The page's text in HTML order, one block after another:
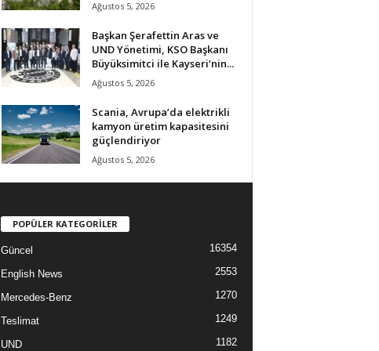
Ağustos 5, 2026
Başkan Şerafettin Aras ve
UND Yönetimi, KSO Başkanı
Büyüksimitci ile Kayseri’nin...
Ağustos 5, 2026
Scania, Avrupa’da elektrikli
kamyon üretim kapasitesini
güçlendiriyor
Ağustos 5, 2026
POPÜLER KATEGORİLER
Güncel 16354
English News 2553
Mercedes-Benz 1270
Teslimat 1249
UND 1182